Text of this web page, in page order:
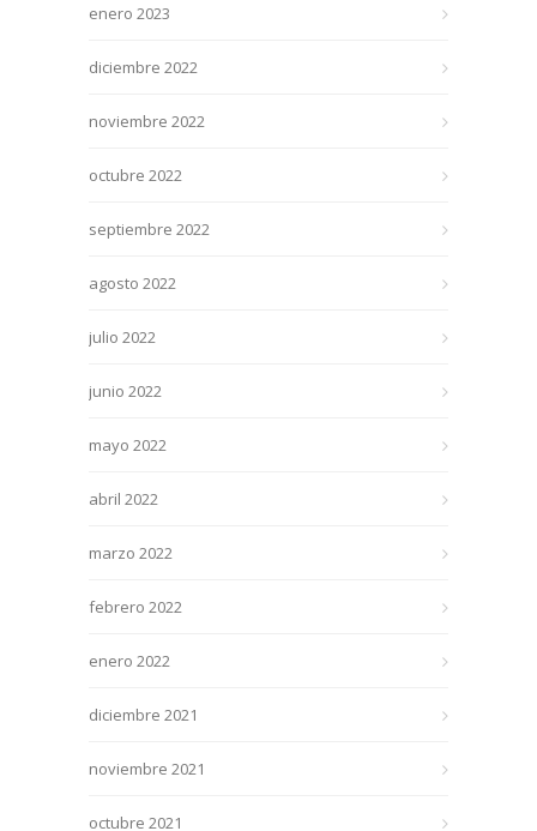
enero 2023
diciembre 2022
noviembre 2022
octubre 2022
septiembre 2022
agosto 2022
julio 2022
junio 2022
mayo 2022
abril 2022
marzo 2022
febrero 2022
enero 2022
diciembre 2021
noviembre 2021
octubre 2021